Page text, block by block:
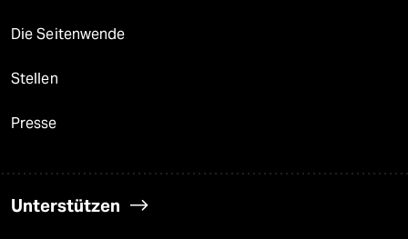
Die Seitenwende
Stellen
Presse
Unterstützen